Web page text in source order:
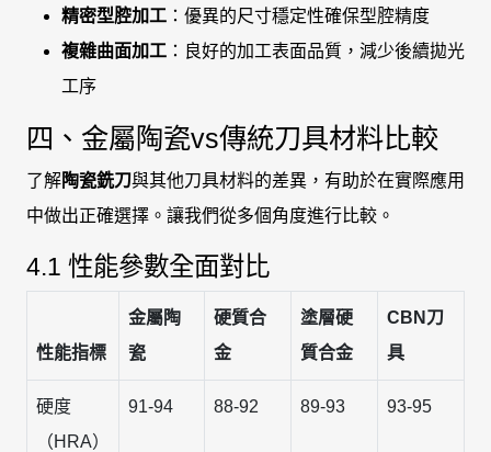
精密型腔加工 ：優異的尺寸穩定性確保型腔精度
複雜曲面加工 ：良好的加工表面品質，減少後續拋光
工序
四、金屬陶瓷vs傳統刀具材料比較
了解陶瓷銑刀與其他刀具材料的差異，有助於在實際應用
中做出正確選擇。讓我們從多個角度進行比較。
4.1 性能參數全面對比
性能指標
金屬陶
瓷
硬質合
金
塗層硬
質合金
CBN刀
具
硬度
（HRA）
91-94 88-92 89-93 93-95